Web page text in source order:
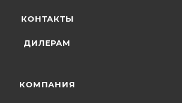
КОНТАКТЫ
ДИЛЕРАМ
КОМПАНИЯ